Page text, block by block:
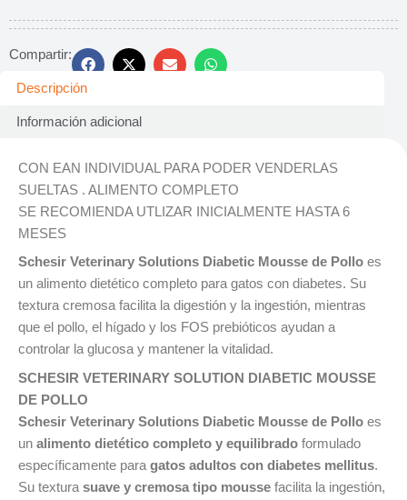
Compartir:
Descripción
Información adicional
CON EAN INDIVIDUAL PARA PODER VENDERLAS
SUELTAS . ALIMENTO COMPLETO
SE RECOMIENDA UTLIZAR INICIALMENTE HASTA 6
MESES
Schesir Veterinary Solutions Diabetic Mousse de Pollo es
un alimento dietético completo para gatos con diabetes. Su
textura cremosa facilita la digestión y la ingestión, mientras
que el pollo, el hígado y los FOS prebióticos ayudan a
controlar la glucosa y mantener la vitalidad.
SCHESIR VETERINARY SOLUTION DIABETIC MOUSSE
DE POLLO
Schesir Veterinary Solutions Diabetic Mousse de Pollo es
un alimento dietético completo y equilibrado formulado
específicamente para gatos adultos con diabetes mellitus.
Su textura suave y cremosa tipo mousse facilita la ingestión,